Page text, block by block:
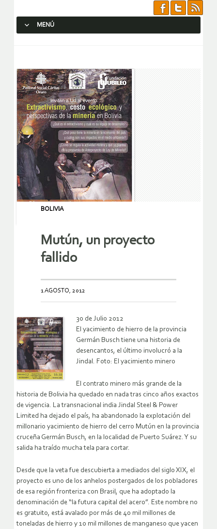
MENÚ
BOLIVIA
Mutún, un proyecto
fallido
1 AGOSTO, 2012
30 de Julio 2012
El yacimiento de hierro de la provincia
Germán Busch tiene una historia de
desencantos, el último involucró a la
Jindal. Foto: El yacimiento minero
El contrato minero más grande de la
historia de Bolivia ha quedado en nada tras cinco años exactos
de vigencia. La transnacional india Jindal Steel & Power
Limited ha dejado el país, ha abandonado la explotación del
millonario yacimiento de hierro del cerro Mutún en la provincia
cruceña Germán Busch, en la localidad de Puerto Suárez. Y su
salida ha traído mucha tela para cortar.
Desde que la veta fue descubierta a mediados del siglo XIX, el
proyecto es uno de los anhelos postergados de los pobladores
de esa región fronteriza con Brasil, que ha adoptado la
denominación de “la futura capital del acero”. Este nombre no
es gratuito, está avalado por más de 40 mil millones de
toneladas de hierro y 10 mil millones de manganeso que yacen